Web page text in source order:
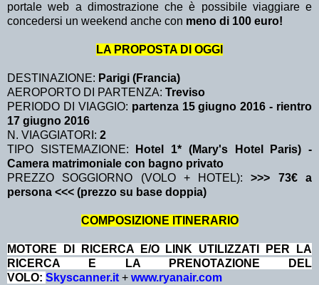
portale web a dimostrazione che è possibile viaggiare e
concedersi un weekend anche con meno di 100 euro!
LA PROPOSTA DI OGGI
DESTINAZIONE: Parigi (Francia)
AEROPORTO DI PARTENZA: Treviso
PERIODO DI VIAGGIO: partenza 15 giugno 2016 - rientro
17 giugno 2016
N. VIAGGIATORI: 2
TIPO SISTEMAZIONE:
Hotel 1* (Mary's Hotel Paris) -
Camera matrimoniale con bagno privato
PREZZO SOGGIORNO (VOLO + HOTEL):>>> 73€ a
persona <<< (prezzo su base doppia)
COMPOSIZIONE ITINERARIO
MOTORE DI RICERCA E/O LINK UTILIZZATI PER LA
RICERCA E LA PRENOTAZIONE DEL
VOLO: Skyscanner.it + www.ryanair.com